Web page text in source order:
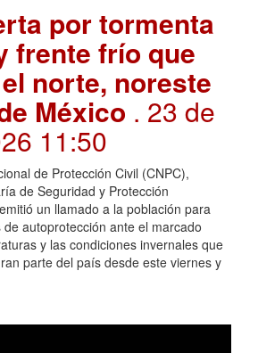
por tormenta
frente frío que
norte, noreste
México . 23 de
11:50
de Protección Civil (CNPC),
de Seguridad y Protección
un llamado a la población para
autoprotección ante el marcado
y las condiciones invernales que
parte del país desde este viernes y